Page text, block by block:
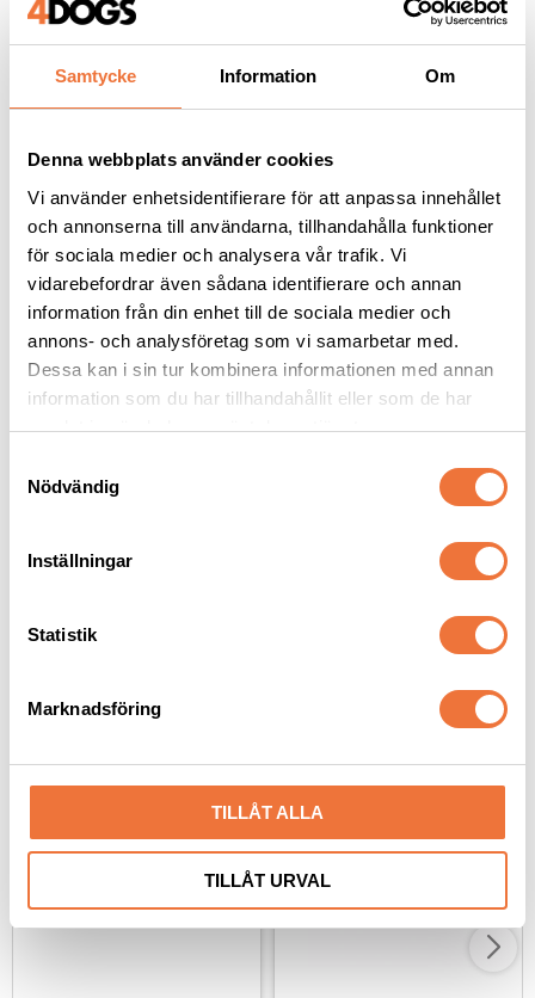
Samtycke Information Om
Denna webbplats använder cookies
Vi använder enhetsidentifierare för att anpassa innehållet
och annonserna till användarna, tillhandahålla funktioner
för sociala medier och analysera vår trafik. Vi
vidarebefordrar även sådana identifierare och annan
information från din enhet till de sociala medier och
annons- och analysföretag som vi samarbetar med.
Dessa kan i sin tur kombinera informationen med annan
information som du har tillhandahållit eller som de har
samlat in när du har använt deras tjänster.
Nödvändig
Inställningar
Statistik
Marknadsföring
TILLÅT ALLA
TILLÅT URVAL
Av färska råvaror Torkat hundgodis utan tillsatser, ursprung EU
Senaste besökta produkter